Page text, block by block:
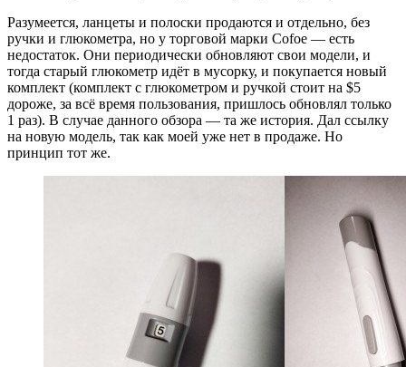
Разумеется, ланцеты и полоски продаются и отдельно, без
ручки и глюкометра, но у торговой марки Cofoe — есть
недостаток. Они периодически обновляют свои модели, и
тогда старый глюкометр идёт в мусорку, и покупается новый
комплект (комплект с глюкометром и ручкой стоит на $5
дороже, за всё время пользования, пришлось обновлял только
1 раз). В случае данного обзора — та же история. Дал ссылку
на новую модель, так как моей уже нет в продаже. Но
принцип тот же.